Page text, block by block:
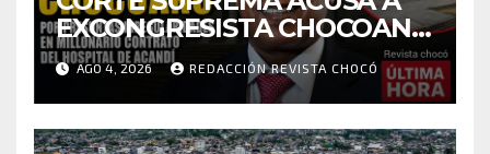
EXCONGRESISTA CHOCOANO
POR PRESUNTAS
IRREGULARIDADES EN
MILLONARIO CONTRATO
DEL HOSPITAL DE ACANDÍ
AGO 4, 2026 REDACCIÓN REVISTA CHOCÓ